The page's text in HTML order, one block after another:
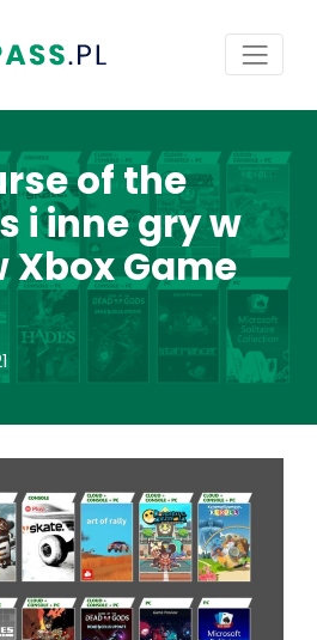
of the
i inne gry w
Xbox Game